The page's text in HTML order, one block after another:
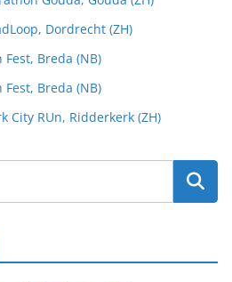
Dordrecht (ZH)
Breda (NB)
Breda (NB)
City RUn, Ridderkerk (ZH)